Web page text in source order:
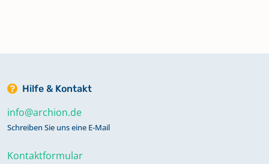
Hilfe & Kontakt
info@archion.de
Schreiben Sie uns eine E-Mail
Kontaktformular